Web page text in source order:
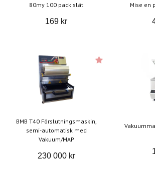
80my 100 pack slät
169 kr
Mise en
BMB T40 Förslutningsmaskin,
semi-automatisk med
Vakuum/MAP
230 000 kr